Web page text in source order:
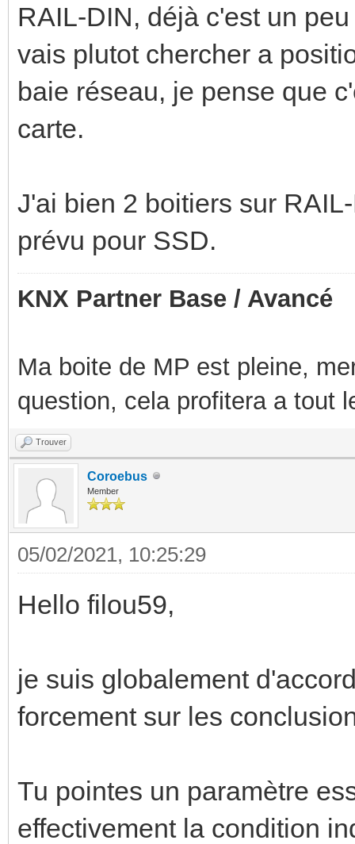
RAIL-DIN, déjà c'est un
vais plutot chercher a
baie réseau, je pense que
carte.
J'ai bien 2 boitiers sur
prévu pour SSD.
KNX Partner Base / Avancé
Ma boite de MP est pleine,
question, cela profitera a tout
Trouver
Coroebus
Member
05/02/2021, 10:25:29
Hello filou59,
je suis globalement
forcement sur les
Tu pointes un paramètre
effectivement la condition